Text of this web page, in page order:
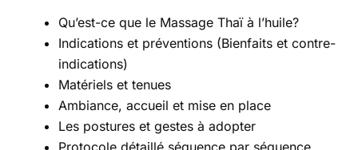
Qu’est-ce que le Massage Thaï à l’huile?
Indications et préventions (Bienfaits et contre-
indications)
Matériels et tenues
Ambiance, accueil et mise en place
Les postures et gestes à adopter